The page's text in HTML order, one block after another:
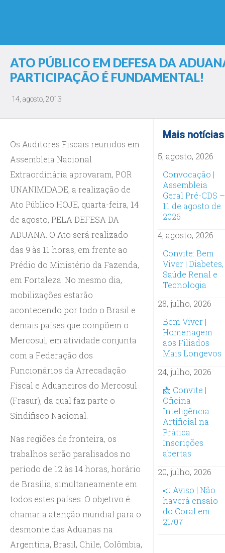
ATO PÚBLICO EM DEFESA DA
PARTICIPAÇÃO É FUNDAMENTAL!
14, agosto, 2013
Os Auditores Fiscais reunidos em
Assembleia Nacional
Extraordinária aprovaram, POR
UNANIMIDADE, a realização de
Ato Público HOJE, quarta-feira, 14
de agosto, PELA DEFESA DA
ADUANA. O Ato será realizado
das 9 às 11 horas, em frente ao
Prédio do Ministério da Fazenda,
em Fortaleza. No mesmo dia,
mobilizações estarão
acontecendo por todo o Brasil e
demais países que compõem o
Mercosul, em atividade conjunta
com a Federação dos
Funcionários da Arrecadação
Fiscal e Aduaneiros do Mercosul
(Frasur), da qual faz parte o
Sindifisco Nacional.
Nas regiões de fronteira, os
trabalhos serão paralisados no
período de 12 às 14 horas, horário
de Brasília, simultaneamente em
todos estes países. O objetivo é
chamar a atenção mundial para o
desmonte das Aduanas na
Argentina, Brasil, Chile, Colômbia,
Mais notícias
5, agosto, 2026
Convocação |
Assembleia
Geral Pré-CDS –
11 de agosto de
2026
4, agosto, 2026
Convite: Bem
Viver | Diabetes,
Saúde Renal e
Tecnologia
28, julho, 2026
Bem Viver |
Homenagem
aos Filiados
Mais Longevos
24, julho, 2026
📩 Convite |
Oficina
Inteligência
Artificial na
Prática:
Inscrições
abertas
20, julho, 2026
📣 Aviso | Não
haverá ensaio
do Coral em
21/07